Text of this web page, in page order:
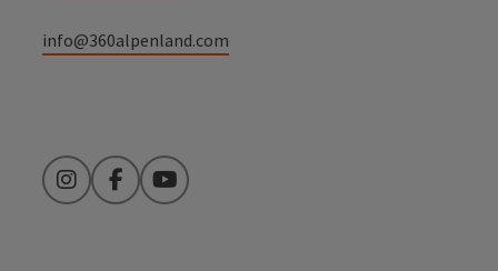
info@360alpenland.com
InstagramFacebookYouTube